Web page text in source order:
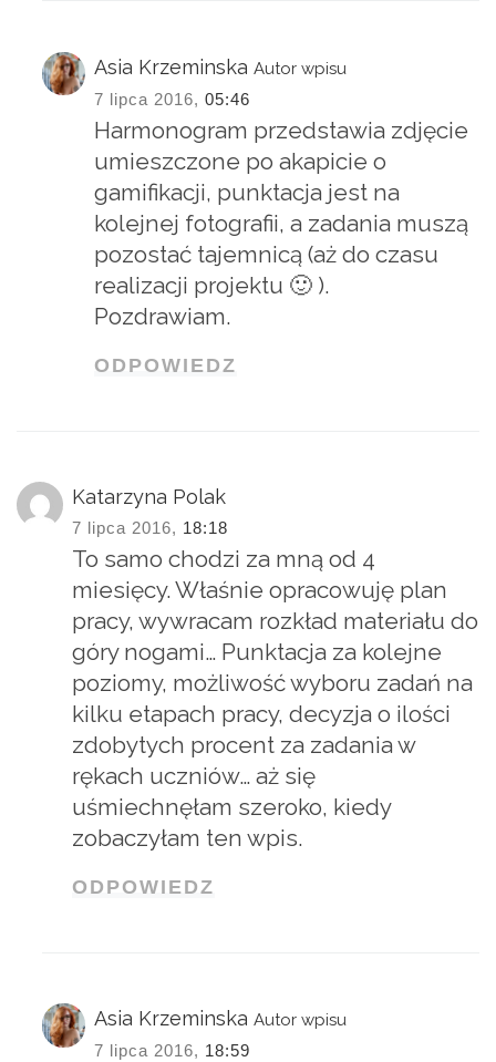
Asia Krzeminska Autor wpisu
7 lipca 2016, 05:46
Harmonogram przedstawia zdjęcie
umieszczone po akapicie o
gamifikacji, punktacja jest na
kolejnej fotografii, a zadania muszą
pozostać tajemnicą (aż do czasu
realizacji projektu 🙂 ).
Pozdrawiam.
ODPOWIEDZ
Katarzyna Polak
7 lipca 2016, 18:18
To samo chodzi za mną od 4
miesięcy. Właśnie opracowuję plan
pracy, wywracam rozkład materiału do
góry nogami… Punktacja za kolejne
poziomy, możliwość wyboru zadań na
kilku etapach pracy, decyzja o ilości
zdobytych procent za zadania w
rękach uczniów… aż się
uśmiechnęłam szeroko, kiedy
zobaczyłam ten wpis.
ODPOWIEDZ
Asia Krzeminska Autor wpisu
7 lipca 2016, 18:59